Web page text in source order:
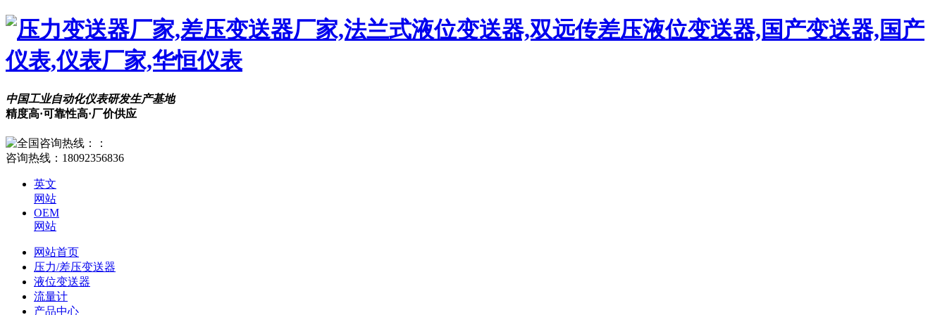
中国工业自动化仪表研发生产基地
精度高·可靠性高·厂价供应
咨询热线： 18092356836
英文
网站
OEM
网站
网站首页
压力/差压变送器
液位变送器
流量计
产品中心